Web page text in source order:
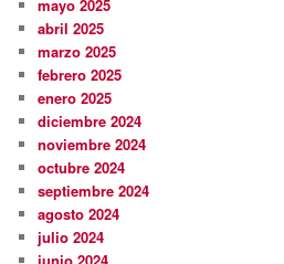
mayo 2025
abril 2025
marzo 2025
febrero 2025
enero 2025
diciembre 2024
noviembre 2024
octubre 2024
septiembre 2024
agosto 2024
julio 2024